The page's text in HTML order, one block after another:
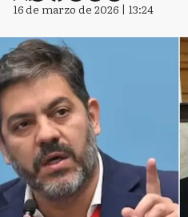
16 de marzo de 2026 | 13:24